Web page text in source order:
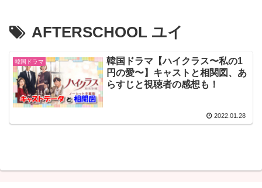
AFTERSCHOOL ユイ
韓国ドラマ
韓国ドラマ【ハイクラス〜私の1
円の愛〜】キャストと相関図、あ
らすじと視聴者の感想も！
2022.01.28